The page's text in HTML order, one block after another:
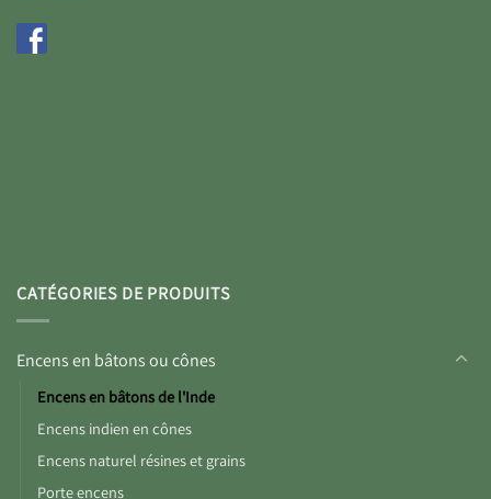
CATÉGORIES DE PRODUITS
Encens en bâtons ou cônes
Encens en bâtons de l'Inde
Encens indien en cônes
Encens naturel résines et grains
Porte encens